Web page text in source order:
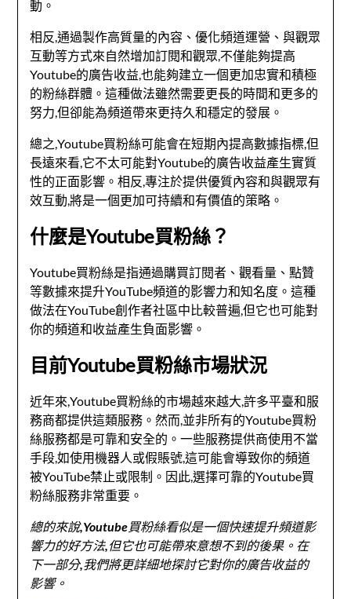
動。
相反,通過製作高質量的內容、優化頻道運營、與觀眾
互動等方式來自然增加訂閱和觀眾,不僅能夠提高
Youtube的廣告收益,也能夠建立一個更加忠實和積極
的粉絲群體。這種做法雖然需要更長的時間和更多的
努力,但卻能為頻道帶來更持久和穩定的發展。
總之,Youtube買粉絲可能會在短期內提高數據指標,但
長遠來看,它不太可能對Youtube的廣告收益產生實質
性的正面影響。相反,專注於提供優質內容和與觀眾有
效互動,將是一個更加可持續和有價值的策略。
什麼是Youtube買粉絲？
Youtube買粉絲是指通過購買訂閱者、觀看量、點贊
等數據來提升YouTube頻道的影響力和知名度。這種
做法在YouTube創作者社區中比較普遍,但它也可能對
你的頻道和收益產生負面影響。
目前Youtube買粉絲市場狀況
近年來,Youtube買粉絲的市場越來越大,許多平臺和服
務商都提供這類服務。然而,並非所有的Youtube買粉
絲服務都是可靠和安全的。一些服務提供商使用不當
手段,如使用機器人或假賬號,這可能會導致你的頻道
被YouTube禁止或限制。因此,選擇可靠的Youtube買
粉絲服務非常重要。
總的來說,Youtube買粉絲看似是一個快速提升頻道影
響力的好方法,但它也可能帶來意想不到的後果。在
下一部分,我們將更詳細地探討它對你的廣告收益的
影響。